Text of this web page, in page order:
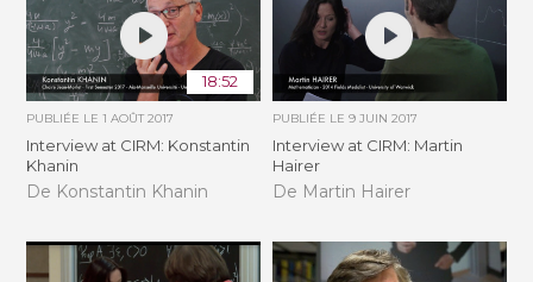
18:52
PUBLIÉE LE1 AOÛT 2017
Interview at CIRM: Konstantin
Khanin
De Konstantin Khanin
PUBLIÉE LE 9 JUIN 2017
Interview at CIRM: Martin
Hairer
De Martin Hairer